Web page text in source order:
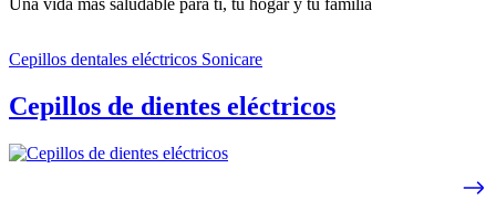
Una vida más saludable para ti, tu hogar y tu familia
Cepillos dentales eléctricos Sonicare
Cepillos de dientes eléctricos